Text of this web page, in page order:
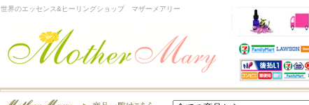
世界のエッセンス&ヒーリングショップ マザーメアリー